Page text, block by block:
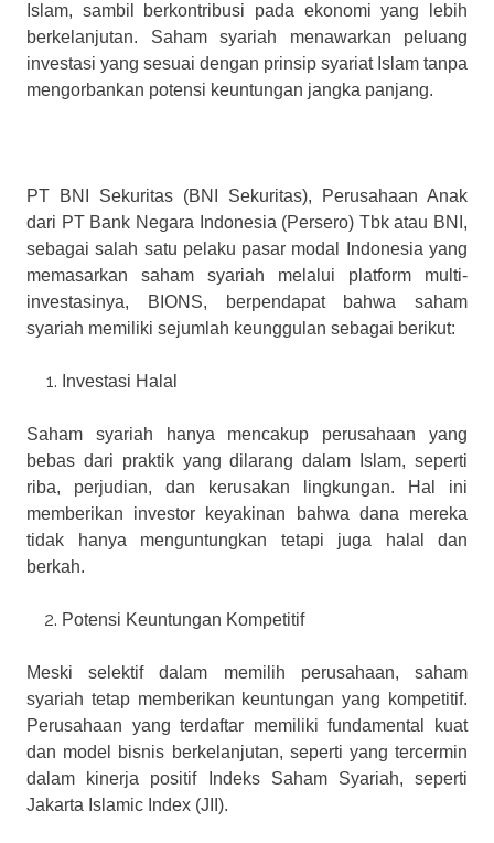
Islam, sambil berkontribusi pada ekonomi yang lebih
berkelanjutan. Saham syariah menawarkan peluang
investasi yang sesuai dengan prinsip syariat Islam tanpa
mengorbankan potensi keuntungan jangka panjang.
PT BNI Sekuritas (BNI Sekuritas), Perusahaan Anak
dari PT Bank Negara Indonesia (Persero) Tbk atau BNI,
sebagai salah satu pelaku pasar modal Indonesia yang
memasarkan saham syariah melalui platform multi-
investasinya, BIONS, berpendapat bahwa saham
syariah memiliki sejumlah keunggulan sebagai berikut:
Investasi Halal
Saham syariah hanya mencakup perusahaan yang
bebas dari praktik yang dilarang dalam Islam, seperti
riba, perjudian, dan kerusakan lingkungan. Hal ini
memberikan investor keyakinan bahwa dana mereka
tidak hanya menguntungkan tetapi juga halal dan
berkah.
Potensi Keuntungan Kompetitif
Meski selektif dalam memilih perusahaan, saham
syariah tetap memberikan keuntungan yang kompetitif.
Perusahaan yang terdaftar memiliki fundamental kuat
dan model bisnis berkelanjutan, seperti yang tercermin
dalam kinerja positif Indeks Saham Syariah, seperti
Jakarta Islamic Index (JII).